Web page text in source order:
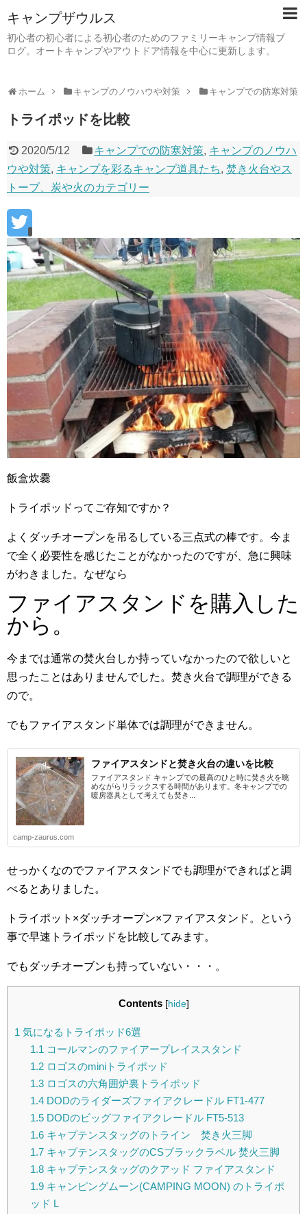
キャンプザウルス
初心者の初心者による初心者のためのファミリーキャンプ情報ブ
ログ。オートキャンプやアウトドア情報を中心に更新します。
ホーム キャンプのノウハウや対策 キャンプでの防寒対策
トライポッドを比較
2020/5/12 キャンプでの防寒対策, キャンプのノウハ
ウや対策, キャンプを彩るキャンプ道具たち, 焚き火台やス
トーブ、炭や火のカテゴリー
飯盒炊爨
トライポッドってご存知ですか？
よくダッチオープンを吊るしている三点式の棒です。今ま
で全く必要性を感じたことがなかったのですが、急に興味
がわきました。なぜなら
ファイアスタンドを購入した
から。
今までは通常の焚火台しか持っていなかったので欲しいと
思ったことはありませんでした。焚き火台で調理ができる
ので。
でもファイアスタンド単体では調理ができません。
ファイアスタンドと焚き火台の違いを比較
ファイアスタンド キャンプでの最高のひと時に焚き火を眺
めながらリラックスする時間があります。冬キャンプでの
暖房器具として考えても焚き...
camp-zaurus.com
せっかくなのでファイアスタンドでも調理ができればと調
べるとありました。
トライポット×ダッチオープン×ファイアスタンド。という
事で早速トライポッドを比較してみます。
でもダッチオーブンも持っていない・・・。
Contents [hide]
1 気になるトライポッド6選
1.1 コールマンのファイアープレイススタンド
1.2ロゴスのminiトライポッド
1.3ロゴスの六角囲炉裏トライポッド
1.4DODのライダーズファイアクレードル FT1-477
1.5DODのビッグファイアクレードル FT5-513
1.6キャプテンスタッグのトライン 焚き火三脚
1.7キャプテンスタッグのCSブラックラベル 焚火三脚
1.8キャプテンスタッグのクアッド ファイアスタンド
1.9キャンピングムーン(CAMPING MOON) のトライポ
ッド L